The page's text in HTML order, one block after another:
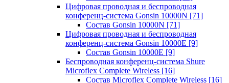
Цифровая проводная и беспроводная
конференц-система Gonsin 10000N [71]
Состав Gonsin 10000N [71]
Цифровая проводная и беспроводная
конференц-система Gonsin 10000E [9]
Состав Gonsin 10000E [9]
Беспроводная конференц-система Shure
Microflex Complete Wireless [16]
Состав Microflex Complete Wireless [16]